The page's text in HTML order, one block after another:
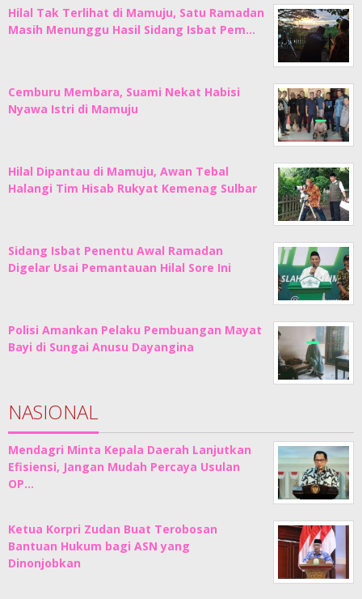
Hilal Tak Terlihat di Mamuju, Satu Ramadan
Masih Menunggu Hasil Sidang Isbat Pem…
Cemburu Membara, Suami Nekat Habisi
Nyawa Istri di Mamuju
Hilal Dipantau di Mamuju, Awan Tebal
Halangi Tim Hisab Rukyat Kemenag Sulbar
Sidang Isbat Penentu Awal Ramadan
Digelar Usai Pemantauan Hilal Sore Ini
Polisi Amankan Pelaku Pembuangan Mayat
Bayi di Sungai Anusu Dayangina
NASIONAL
Mendagri Minta Kepala Daerah Lanjutkan
Efisiensi, Jangan Mudah Percaya Usulan
OP…
Ketua Korpri Zudan Buat Terobosan
Bantuan Hukum bagi ASN yang
Dinonjobkan